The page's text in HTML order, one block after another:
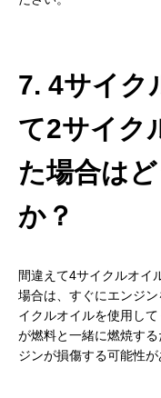
7. 4サイク
て2サイク
た場合は
か？
間違えて4サイクルオイ
場合は、すぐにエンジ
イクルオイルを使用し
が燃料と一緒に燃焼す
ジンが損傷する可能性が